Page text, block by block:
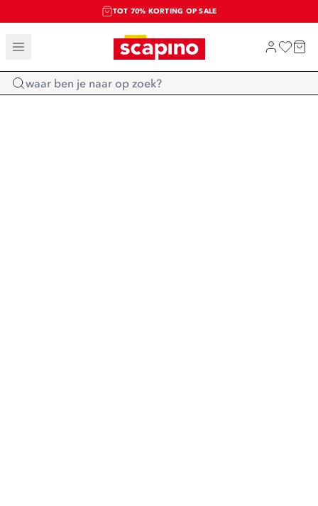
TOT 70% KORTING OP SALE
SALE: LAATSTE KANS!
SHOP NIEUW
Home